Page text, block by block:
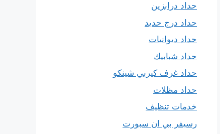
حداد درابزين
حداد درج حديد
حداد ديوانيات
حداد شبابيك
حداد غرف كيربي شينكو
حداد مظلات
خدمات تنظيف
رسيفر بي ان سبورت